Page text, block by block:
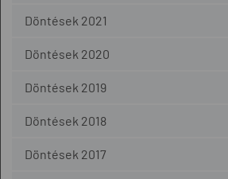
Döntések 2021
Döntések 2020
Döntések 2019
Döntések 2018
Döntések 2017